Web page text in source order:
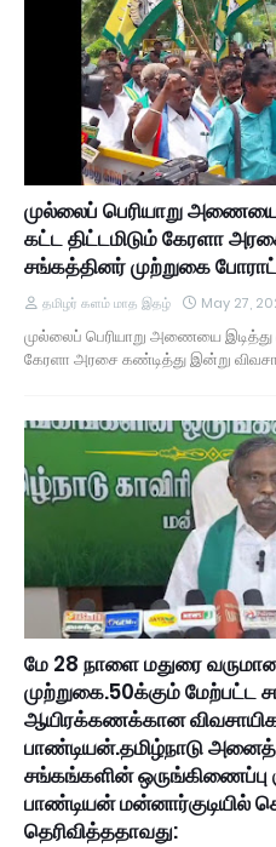
முல்லைப் பெரியாறு அணையை
கட்ட திட்டமிடும் கேரளா
சங்கத்தினர் முற்றுகை
தமிழர் களம் மாத இதழ் May 27,
முல்லைப் பெரியாறு அணையை இடித்து
கேரளா அரசை கண்டித்து இன்று
மே 28 நாளை மதுரை
முற்றுகை.50க்கும்
ஆயிரக்கணக்கான
பாண்டியன்.தமிழ்நாடு
சங்கங்களின் ஒருங்கிணைப்பு
பாண்டியன் மன்னார்குடியில்
தெரிவித்ததாவது: